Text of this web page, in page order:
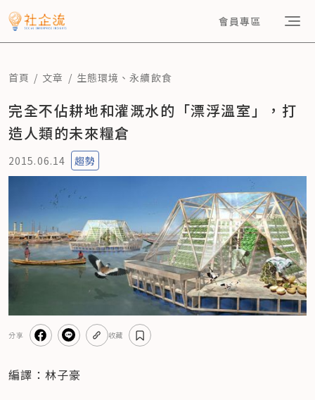
會員專區
首頁 文章 生態環境 、永續飲食
完全不佔耕地和灌溉水的「漂浮溫室」，打
造人類的未來糧倉
2015.06.14 趨勢
分享 收藏
編譯：林子豪